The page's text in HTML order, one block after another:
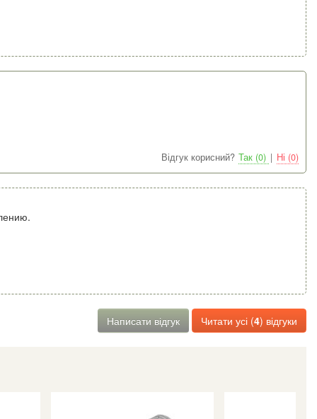
Відгук корисний? Так (0) | Ні (0)
Написати відгук Читати усі (4) відгуки